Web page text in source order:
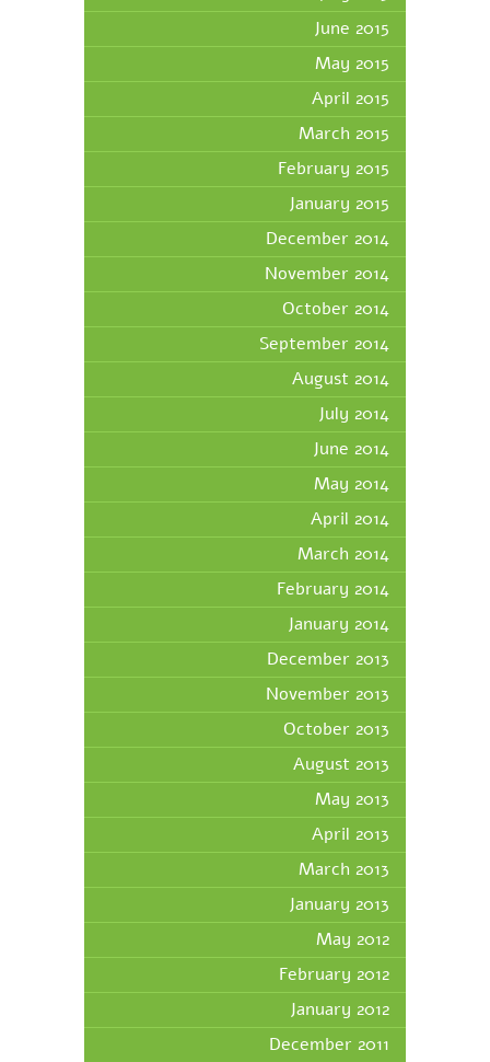
June 2015
May 2015
April 2015
March 2015
February 2015
January 2015
December 2014
November 2014
October 2014
September 2014
August 2014
July 2014
June 2014
May 2014
April 2014
March 2014
February 2014
January 2014
December 2013
November 2013
October 2013
August 2013
May 2013
April 2013
March 2013
January 2013
May 2012
February 2012
January 2012
December 2011